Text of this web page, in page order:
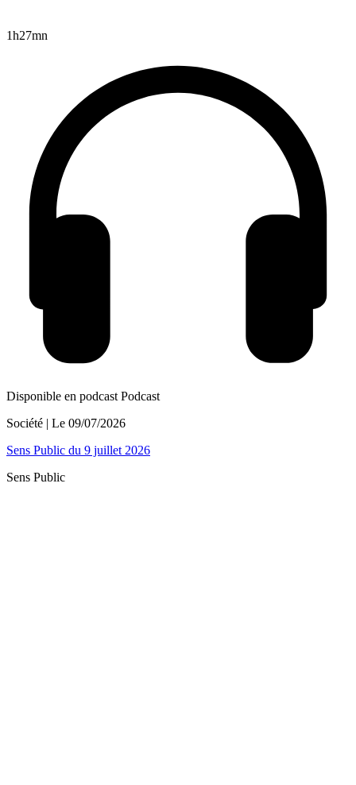
1h27mn
Disponible en podcast Podcast
Société | Le 09/07/2026
Sens Public du 9 juillet 2026
Sens Public